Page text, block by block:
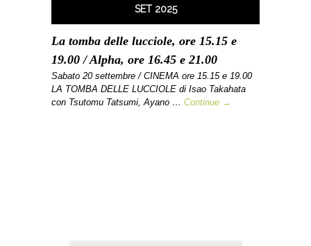
SET 2025
La tomba delle lucciole, ore 15.15 e
19.00 / Alpha, ore 16.45 e 21.00
Sabato 20 settembre / CINEMA ore 15.15 e 19.00
LA TOMBA DELLE LUCCIOLE di Isao Takahata
con Tsutomu Tatsumi, Ayano … Continue →